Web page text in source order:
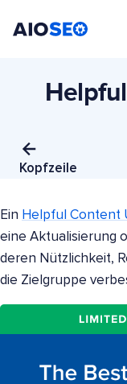
Kopfzeile
Ein Helpful Content
eine Aktualisierung
deren Nützlichkeit,
die Zielgruppe